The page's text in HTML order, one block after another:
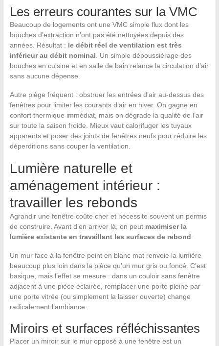
Les erreurs courantes sur la VMC
Beaucoup de logements ont une VMC simple flux dont les
bouches d’extraction n’ont pas été nettoyées depuis des
années. Résultat : le débit réel de ventilation est très
inférieur au débit nominal . Un simple dépoussiérage des
bouches en cuisine et en salle de bain relance la circulation d’air
sans aucune dépense.
Autre piège fréquent : obstruer les entrées d’air au-dessus des
fenêtres pour limiter les courants d’air en hiver. On gagne en
confort thermique immédiat, mais on dégrade la qualité de l’air
sur toute la saison froide. Mieux vaut calorifuger les tuyaux
apparents et poser des joints de fenêtres neufs pour réduire les
déperditions sans couper la ventilation.
Lumière naturelle et
aménagement intérieur :
travailler les rebonds
Agrandir une fenêtre coûte cher et nécessite souvent un permis
de construire. Avant d’en arriver là, on peut maximiser la
lumière existante en travaillant les surfaces de rebond
Un mur face à la fenêtre peint en blanc mat renvoie la lumière
beaucoup plus loin dans la pièce qu’un mur gris ou foncé. C’est
basique, mais l’effet se mesure : dans un couloir sans fenêtre
adjacent à une pièce éclairée, remplacer une porte pleine par
une porte vitrée (ou simplement la laisser ouverte) change
radicalement l’ambiance.
Miroirs et surfaces réfléchissantes
Placer un miroir sur le mur opposé à une fenêtre est un